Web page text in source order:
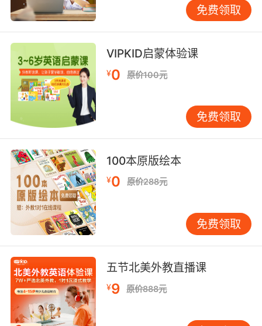
情绪转化为可视化词汇网络。某北京学员通
过"anger=red storm inside my head"的意象表
达，不仅掌握相关形容词，更在后续课程中发展
出情绪自我监控能力。
这种对话模式推动认知结构的螺旋式上升。维果
茨基最近发展区理论在此得到创新应用，外教通
过"情感-语言"双支架教学，使学员在心理舒适区
内实现语言突破。例如处理"failure fear"时，先
以"Which part of this mountain looks
climbable to you?"的隐喻提问降低防御，再引
入"resilience"等高级词汇。数据显示，接受此模
式教学的学员，复杂句式掌握速度提升40%，同
时应对挑战的心理弹性指标提高29%。
三、教育生态与心理资本的共生关系
VIPKID构建的沉浸式心理支持体系正在重塑在线
教育生态。平台自主研发的"Emotional Lexicon
Database"收录超800个情绪相关表达，结合AI
情感识别技术，使外教能精准捕捉学员0.5秒级微
表情变化。2023年教学报告显示，使用该数据库
免费领取
VIPKID启蒙体验课
¥0 原价100元
免费领取
100本原版绘本
¥0 原价288元
免费领取
五节北美外教直播课
¥9 原价888元